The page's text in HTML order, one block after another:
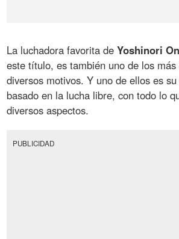
La luchadora favorita deYoshinori
este título, es también uno de los
diversos motivos. Y uno de ellos es
basado en la lucha libre, con todo lo
diversos aspectos.
PUBLICIDAD